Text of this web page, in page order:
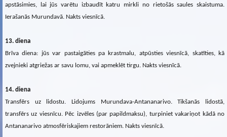
apstāsimies, lai jūs varētu izbaudīt katru mirkli no rietošās saules skaistuma.
Ierašanās Murundavā. Nakts viesnīcā.
13. diena
Brīva diena: jūs var pastaigāties pa krastmalu, atpūsties viesnīcā, skatīties, kā
zvejnieki atgriežas ar savu lomu, vai apmeklēt tirgu. Nakts viesnīcā.
14. diena
Transfērs uz lidostu. Lidojums Murundava-Antananarivo. Tikšanās lidostā,
transfērs uz viesnīcu. Pēc izvēles (par papildmaksu), turpiniet vakariņot kādā no
Antananarivo atmosfēriskajiem restorāniem. Nakts viesnīcā.